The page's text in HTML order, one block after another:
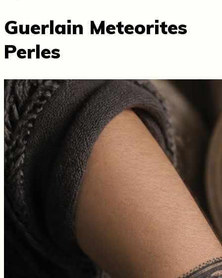
Guerlain Meteorites
Perles